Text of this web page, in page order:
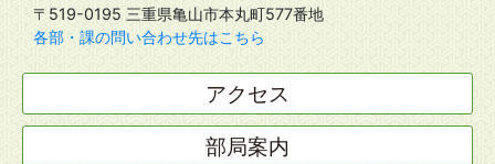
〒519-0195 三重県亀山市本丸町577番地
各部・課の問い合わせ先はこちら
アクセス
部局案内